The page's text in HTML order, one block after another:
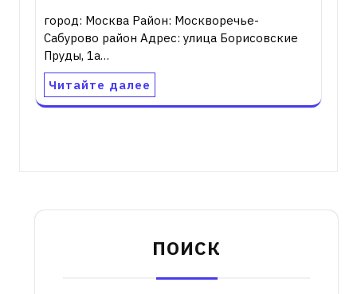
город: Москва Район: Москворечье-
Сабурово район Адрес: улица Борисовские
Пруды, 1а…
Читайте далее
ПОИСК